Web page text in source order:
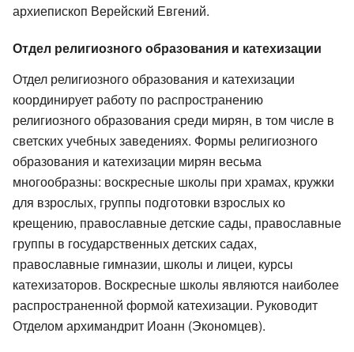
архиепископ Верейский Евгений.
Отдел религиозного образования и катехизации
Отдел религиозного образования и катехизации
координирует работу по распространению
религиозного образования среди мирян, в том числе в
светских учебных заведениях. Формы религиозного
образования и катехизации мирян весьма
многообразны: воскресные школы при храмах, кружки
для взрослых, группы подготовки взрослых ко
крещению, православные детские сады, православные
группы в государственных детских садах,
православные гимназии, школы и лицеи, курсы
катехизаторов. Воскресные школы являются наиболее
распространенной формой катехизации. Руководит
Отделом архимандрит Иоанн (Экономцев).